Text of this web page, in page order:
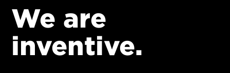
We are
inventive.